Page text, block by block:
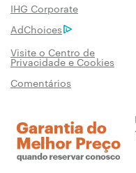
IHG Corporate
AdChoices
Visite o Centro de
Privacidade e Cookies
Comentários